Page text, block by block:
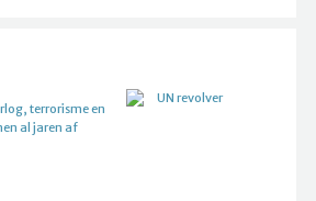
terrorisme en
al jaren af